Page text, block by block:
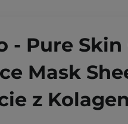
- Pure
Mask
z